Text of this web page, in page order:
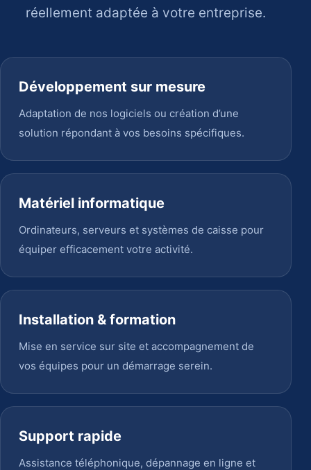
réellement adaptée à votre entreprise.
Développement sur mesure
Adaptation de nos logiciels ou création d’une
solution répondant à vos besoins spécifiques.
Matériel informatique
Ordinateurs, serveurs et systèmes de caisse pour
équiper efficacement votre activité.
Installation & formation
Mise en service sur site et accompagnement de
vos équipes pour un démarrage serein.
Support rapide
Assistance téléphonique, dépannage en ligne et